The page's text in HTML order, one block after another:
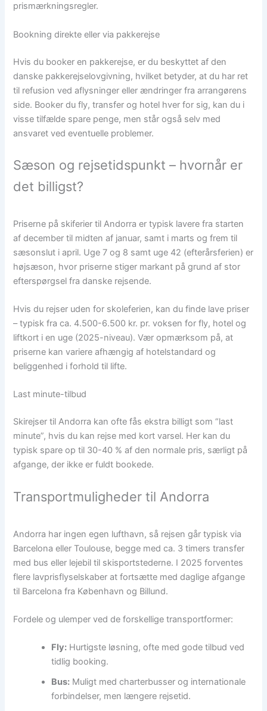
prismærkningsregler.
Bookning direkte eller via pakkerejse
Hvis du booker en pakkerejse, er du beskyttet af den
danske pakkerejselovgivning, hvilket betyder, at du har ret
til refusion ved aflysninger eller ændringer fra arrangørens
side. Booker du fly, transfer og hotel hver for sig, kan du i
visse tilfælde spare penge, men står også selv med
ansvaret ved eventuelle problemer.
Sæson og rejsetidspunkt – hvornår er
det billigst?
Priserne på skiferier til Andorra er typisk lavere fra starten
af december til midten af januar, samt i marts og frem til
sæsonslut i april. Uge 7 og 8 samt uge 42 (efterårsferien) er
højsæson, hvor priserne stiger markant på grund af stor
efterspørgsel fra danske rejsende.
Hvis du rejser uden for skoleferien, kan du finde lave priser
– typisk fra ca. 4.500-6.500 kr. pr. voksen for fly, hotel og
liftkort i en uge (2025-niveau). Vær opmærksom på, at
priserne kan variere afhængig af hotelstandard og
beliggenhed i forhold til lifte.
Last minute-tilbud
Skirejser til Andorra kan ofte fås ekstra billigt som “last
minute”, hvis du kan rejse med kort varsel. Her kan du
typisk spare op til 30-40 % af den normale pris, særligt på
afgange, der ikke er fuldt bookede.
Transportmuligheder til Andorra
Andorra har ingen egen lufthavn, så rejsen går typisk via
Barcelona eller Toulouse, begge med ca. 3 timers transfer
med bus eller lejebil til skisportstederne. I 2025 forventes
flere lavprisflyselskaber at fortsætte med daglige afgange
til Barcelona fra København og Billund.
Fordele og ulemper ved de forskellige transportformer:
Fly: Hurtigste løsning, ofte med gode tilbud ved
tidlig booking.
Bus: Muligt med charterbusser og internationale
forbindelser, men længere rejsetid.